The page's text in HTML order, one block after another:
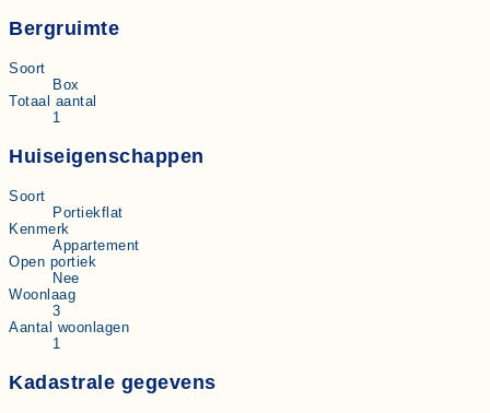
Bergruimte
Soort
Box
Totaal aantal
1
Huiseigenschappen
Soort
Portiekflat
Kenmerk
Appartement
Open portiek
Nee
Woonlaag
3
Aantal woonlagen
1
Kadastrale gegevens